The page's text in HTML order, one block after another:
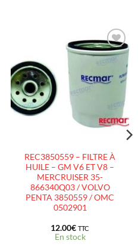
AJOUTER
LISTE
D’ENVIES
REC3850559 – FILTRE À
HUILE – GM V6 ET V8 –
MERCRUISER 35-
866340Q03 / VOLVO
PENTA 3850559 / OMC
0502901
12.00€ TTC
En stock